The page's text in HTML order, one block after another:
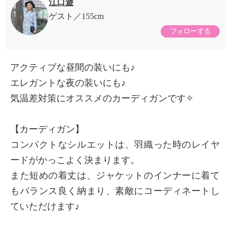
江口遊
ゲスト
155cm
フォローする
アクティブな昼間の装いにも♪
エレガントな夜の装いにも♪
気温差対策にオススメのカーディガンです✧
【カーディガン】
コンパクトなシルエットは、羽織った時のレイヤ
ードがかっこよく決まります。
また短めの着丈は、ジャケットのインナーに着て
もバランス良く納まり、素敵にコーディネートし
ていただけます♪